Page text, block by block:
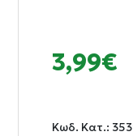
3,99€
Κωδ. Κατ.: